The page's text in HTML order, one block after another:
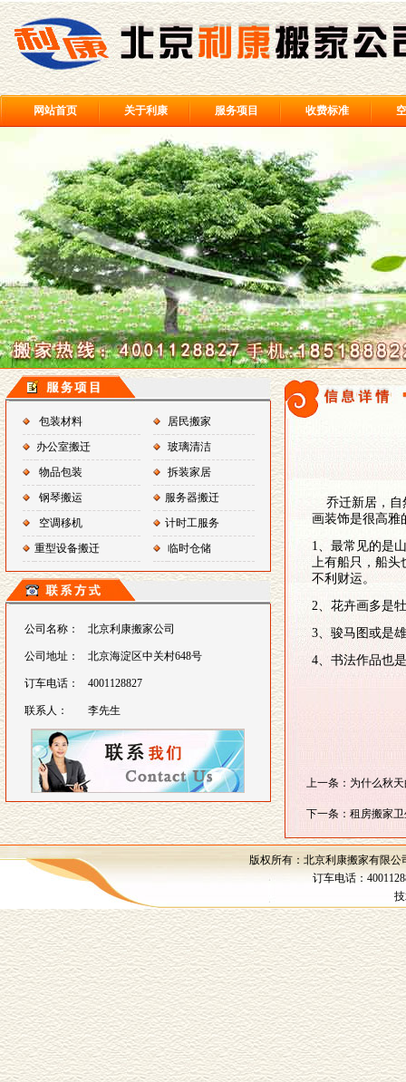
网站首页 关于利康 服务项目 收费标准
包装材料
居民搬家
办公室搬迁
玻璃清洁
物品包装
拆装家居
钢琴搬运
服务器搬迁
空调移机
计时工服务
重型设备搬迁
临时仓储
公司名称： 北京利康搬家公司
公司地址： 北京海淀区中关村648号
订车电话： 4001128827
联系人： 李先生
乔迁新居，自
画装饰是很高雅
1、最常见的是
上有船只，船头
不利财运。
2、花卉画多是
3、骏马图或是
4、书法作品也
上一条：为什么秋
下一条：租房搬家
版权所有：北京利康搬家有限
订车电话：